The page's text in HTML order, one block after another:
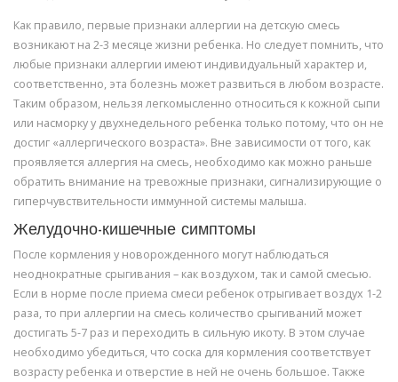
Как правило, первые признаки аллергии на детскую смесь
возникают на 2-3 месяце жизни ребенка. Но следует помнить, что
любые признаки аллергии имеют индивидуальный характер и,
соответственно, эта болезнь может развиться в любом возрасте.
Таким образом, нельзя легкомысленно относиться к кожной сыпи
или насморку у двухнедельного ребенка только потому, что он не
достиг «аллергического возраста». Вне зависимости от того, как
проявляется аллергия на смесь, необходимо как можно раньше
обратить внимание на тревожные признаки, сигнализирующие о
гиперчувствительности иммунной системы малыша.
Желудочно-кишечные симптомы
После кормления у новорожденного могут наблюдаться
неоднократные срыгивания – как воздухом, так и самой смесью.
Если в норме после приема смеси ребенок отрыгивает воздух 1-2
раза, то при аллергии на смесь количество срыгиваний может
достигать 5-7 раз и переходить в сильную икоту. В этом случае
необходимо убедиться, что соска для кормления соответствует
возрасту ребенка и отверстие в ней не очень большое. Также